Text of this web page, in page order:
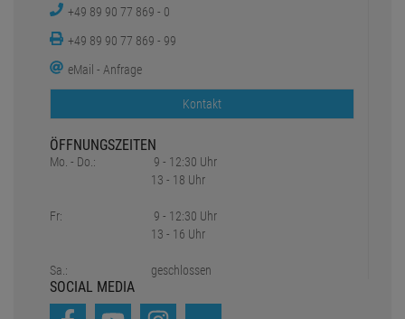
+49 89 90 77 869 - 0
+49 89 90 77 869 - 99
eMail - Anfrage
Kontakt
ÖFFNUNGSZEITEN
Mo. - Do.:
Fr:
Sa.:
9 - 12:30 Uhr
13 - 18 Uhr
9 - 12:30 Uhr
13 - 16 Uhr
geschlossen
SOCIAL MEDIA